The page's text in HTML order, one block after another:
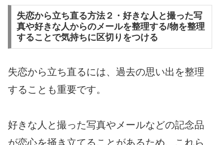
失恋から立ち直る方法２・好きな人と撮った写
真や好きな人からのメールを整理する/物を整理
することで気持ちに区切りをつける
失恋から立ち直るには、過去の思い出を整理
することも重要です。
好きな人と撮った写真やメールなどの記念品
が恋心を掻き立てることがあるため、これら